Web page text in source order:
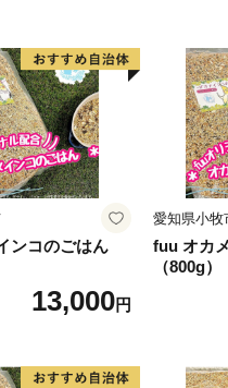
ンコのごはん
13,000円
愛知県小牧
fuu オカ
（800g）